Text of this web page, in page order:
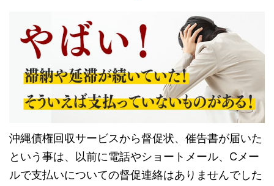
沖縄債権回収サービスから督促状、催告書が届いた
という事は、以前に電話やショートメール、Cメー
ルで支払いについての督促連絡はありませんでした